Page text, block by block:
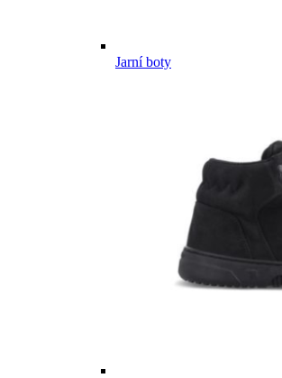
Jarní boty